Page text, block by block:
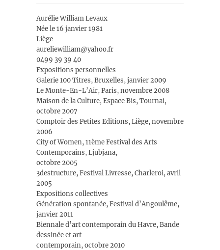
Aurélie William Levaux
Née le 16 janvier 1981
Liège
aureliewilliam@yahoo.fr
0499 39 39 40
Expositions personnelles
Galerie 100 Titres, Bruxelles, janvier 2009
Le Monte-En-L’Air, Paris, novembre 2008
Maison de la Culture, Espace Bis, Tournai,
octobre 2007
Comptoir des Petites Editions, Liège, novembre
2006
City of Women, 11ème Festival des Arts
Contemporains, Ljubjana,
octobre 2005
3destructure, Festival Livresse, Charleroi, avril
2005
Expositions collectives
Génération spontanée, Festival d’Angoulême,
janvier 2011
Biennale d’art contemporain du Havre, Bande
dessinée et art
contemporain, octobre 2010